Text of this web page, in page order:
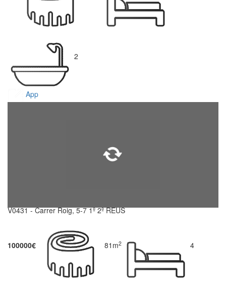
2
App
V0431 - Carrer Roig, 5-7 1º 2º REUS
100000€ 81m2 4